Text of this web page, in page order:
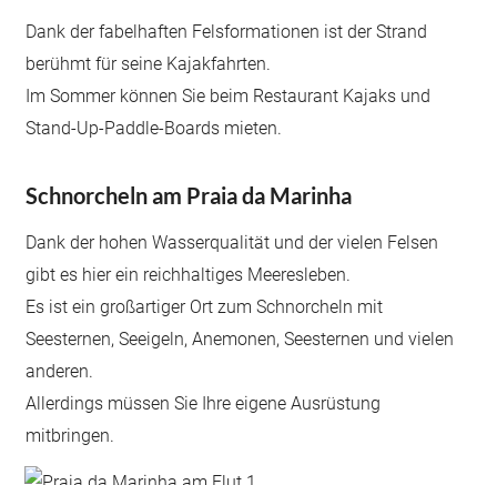
Dank der fabelhaften Felsformationen ist der Strand
berühmt für seine Kajakfahrten.
Im Sommer können Sie beim Restaurant Kajaks und
Stand-Up-Paddle-Boards mieten.
Schnorcheln am Praia da Marinha
Dank der hohen Wasserqualität und der vielen Felsen
gibt es hier ein reichhaltiges Meeresleben.
Es ist ein großartiger Ort zum Schnorcheln mit
Seesternen, Seeigeln, Anemonen, Seesternen und vielen
anderen.
Allerdings müssen Sie Ihre eigene Ausrüstung
mitbringen.